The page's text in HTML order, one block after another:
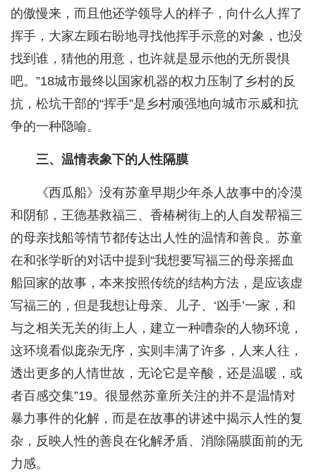
的傲慢来，而且他还学领导人的样子，向什么人挥了
挥手，大家左顾右盼地寻找他挥手示意的对象，也没
找到谁，猜他的用意，也许就是显示他的无所畏惧
吧。”18城市最终以国家机器的权力压制了乡村的反
抗，松坑干部的“挥手”是乡村顽强地向城市示威和抗
争的一种隐喻。
三、温情表象下的人性隔膜
《西瓜船》没有苏童早期少年杀人故事中的冷漠
和阴郁，王德基救福三、香椿树街上的人自发帮福三
的母亲找船等情节都传达出人性的温情和善良。苏童
在和张学昕的对话中提到“我想要写福三的母亲摇血
船回家的故事，本来按照传统的结构方法，是应该虚
写福三的，但是我想让母亲、儿子、‘凶手’一家，和
与之相关无关的街上人，建立一种嘈杂的人物环境，
这环境看似庞杂无序，实则丰满了许多，人来人往，
透出更多的人情世故，无论它是辛酸，还是温暖，或
者百感交集”19。很显然苏童所关注的并不是温情对
暴力事件的化解，而是在故事的讲述中揭示人性的复
杂，反映人性的善良在化解矛盾、消除隔膜面前的无
力感。